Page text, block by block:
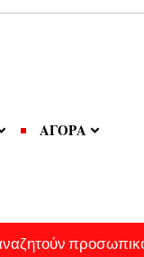
ΑΓΟΡΑ